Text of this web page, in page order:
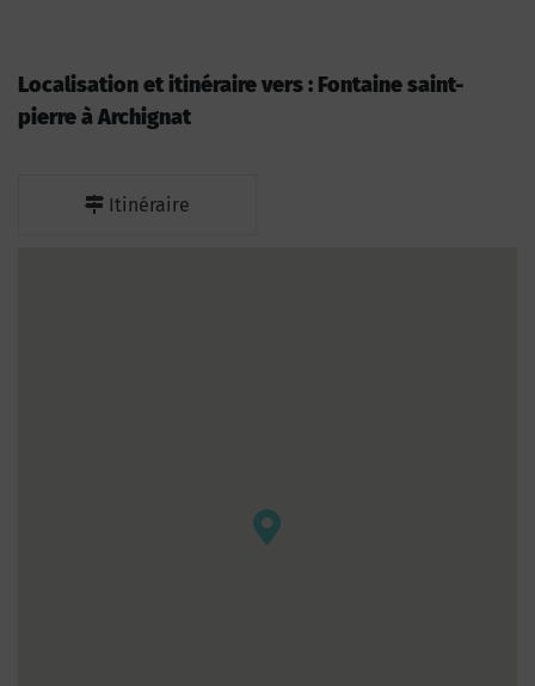
Localisation et itinéraire vers : Fontaine saint-
pierre à Archignat
Itinéraire